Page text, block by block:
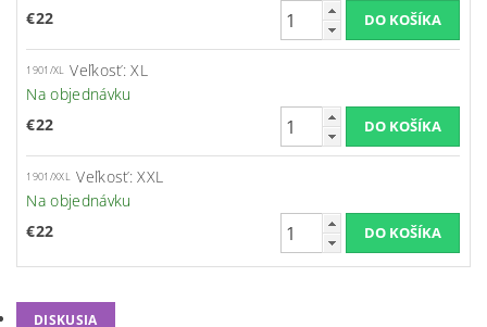
€22
1901/XL Veľkosť: XL
Na objednávku
€22
1901/XXL Veľkosť: XXL
Na objednávku
€22
DISKUSIA